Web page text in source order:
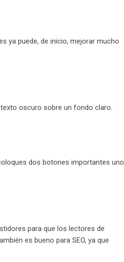
ya puede, de inicio, mejorar mucho
oscuro sobre un fondo claro.
dos botones importantes uno
para que los lectores de
es bueno para SEO, ya que